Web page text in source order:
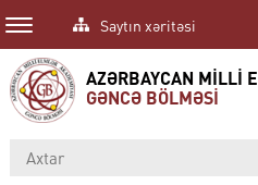
Saytın xəritəsi
AZƏRBAYCAN MİLLİ
GƏNCƏ BÖLMƏSİ